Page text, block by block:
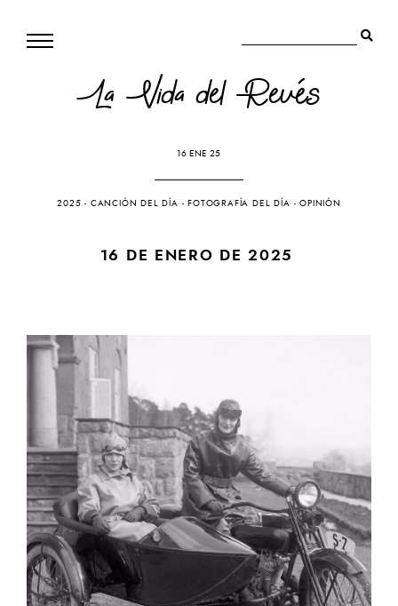
La Vida del Revés
16 ENE 25
2025 - CANCIÓN DEL DÍA -FOTOGRAFÍA DEL DÍA -OPINIÓN
16 DE ENERO DE 2025